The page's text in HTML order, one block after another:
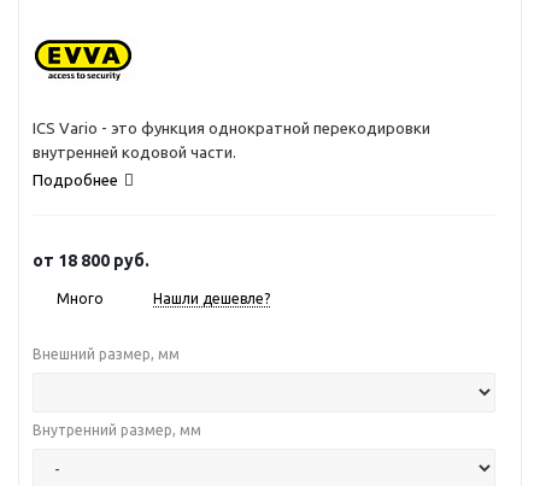
ICS Vario - это функция однократной перекодировки
внутренней кодовой части.
Подробнее
от 18 800 руб.
Много Нашли дешевле?
Внешний размер, мм
Внутренний размер, мм